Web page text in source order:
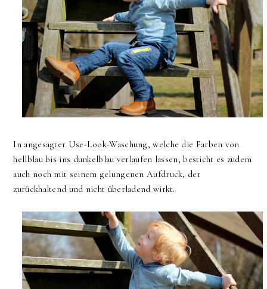
In angesagter Use-Look-Waschung, welche die Farben von
hellblau bis ins dunkelblau verlaufen lassen, besticht es zudem
auch noch mit seinem gelungenen Aufdruck, der
zurückhaltend und nicht überladend wirkt.